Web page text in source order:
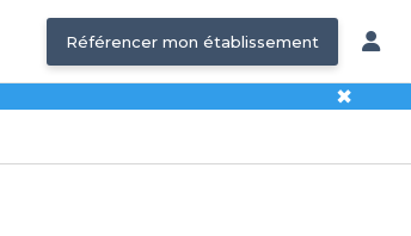
Référencer mon établissement
✖